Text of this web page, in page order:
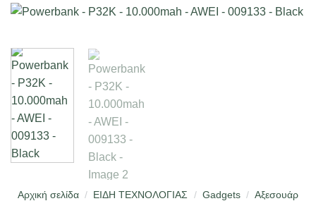
Αρχική σελίδα / ΕΙΔΗ ΤΕΧΝΟΛΟΓΙΑΣ / Gadgets / Αξεσουάρ